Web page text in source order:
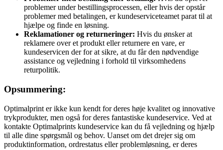
problemer under bestillingsprocessen, eller hvis der opstår
problemer med betalingen, er kundeserviceteamet parat til at
hjælpe og finde en løsning.
Reklamationer og returneringer: Hvis du ønsker at
reklamere over et produkt eller returnere en vare, er
kundeservicen der for at sikre, at du får den nødvendige
assistance og vejledning i forhold til virksomhedens
returpolitik.
Opsummering:
Optimalprint er ikke kun kendt for deres høje kvalitet og innovative
trykprodukter, men også for deres fantastiske kundeservice. Ved at
kontakte Optimalprints kundeservice kan du få vejledning og hjælp
til alle dine spørgsmål og behov. Uanset om det drejer sig om
produktinformation, ordrestatus eller problemløsning, er deres